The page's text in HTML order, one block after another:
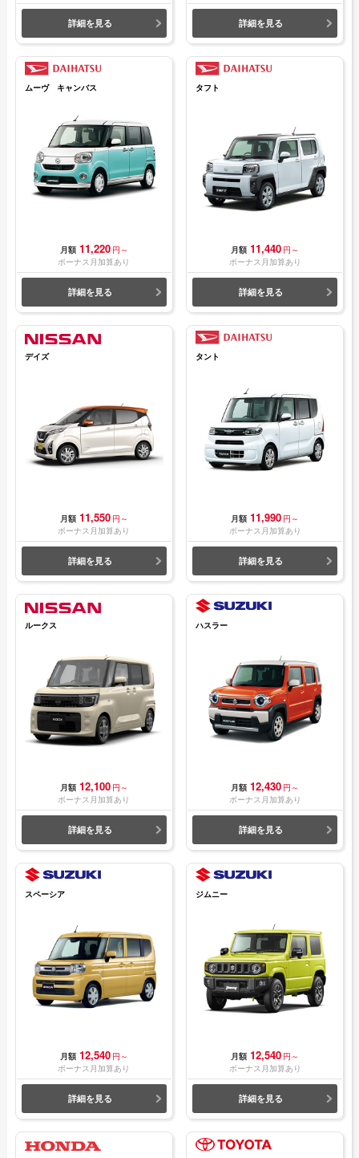
詳細を見る 詳細を見る
ムーヴ キャンバス
月額 11,220 円～
ボーナス月加算あり
詳細を見る
タフト
月額 11,440 円～
ボーナス月加算あり
詳細を見る
デイズ
月額 11,550 円～
ボーナス月加算あり
詳細を見る
タント
月額 11,990 円～
ボーナス月加算あり
詳細を見る
ルークス
月額 12,100 円～
ボーナス月加算あり
詳細を見る
ハスラー
月額 12,430 円～
ボーナス月加算あり
詳細を見る
スペーシア
月額 12,540 円～
ボーナス月加算あり
詳細を見る
ジムニー
月額 12,540 円～
ボーナス月加算あり
詳細を見る